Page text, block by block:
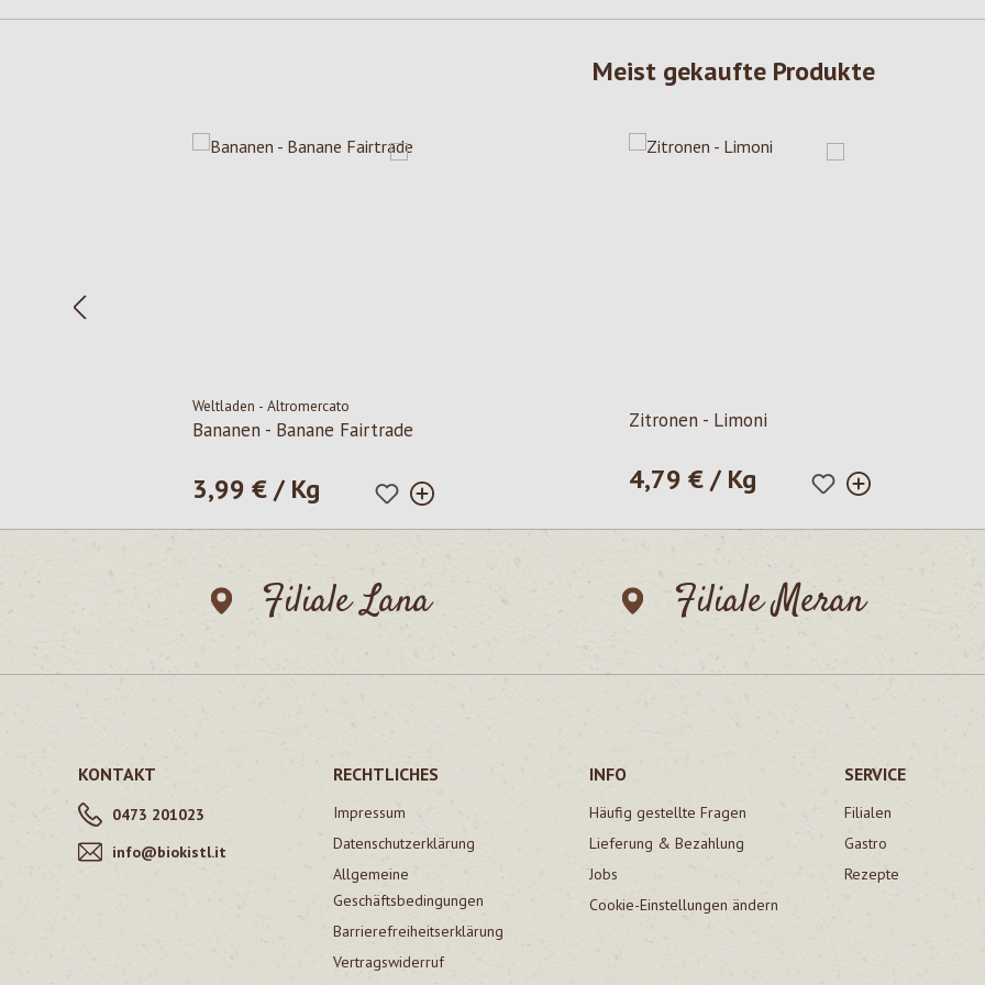
Meist gekaufte Produkte
Weltladen - Altromercato
Bananen - Banane Fairtrade
Regulärer Preis:
3,99 € / Kg
Zitronen - Limoni
Regulärer Preis:
4,79 € / Kg
Filiale Lana Filiale Meran
KONTAKT
0473 201023
info@biokistl.it
RECHTLICHES
Impressum
Datenschutzerklärung
Allgemeine
Geschäftsbedingungen
Barrierefreiheitserklärung
Vertragswiderruf
INFO
Häufig gestellte Fragen
Lieferung & Bezahlung
Jobs
Cookie-Einstellungen ändern
SERVICE
Filialen
Gastro
Rezepte